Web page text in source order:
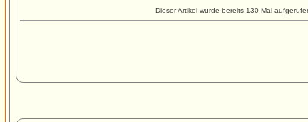
Dieser Artikel wurde bereits 130 Mal